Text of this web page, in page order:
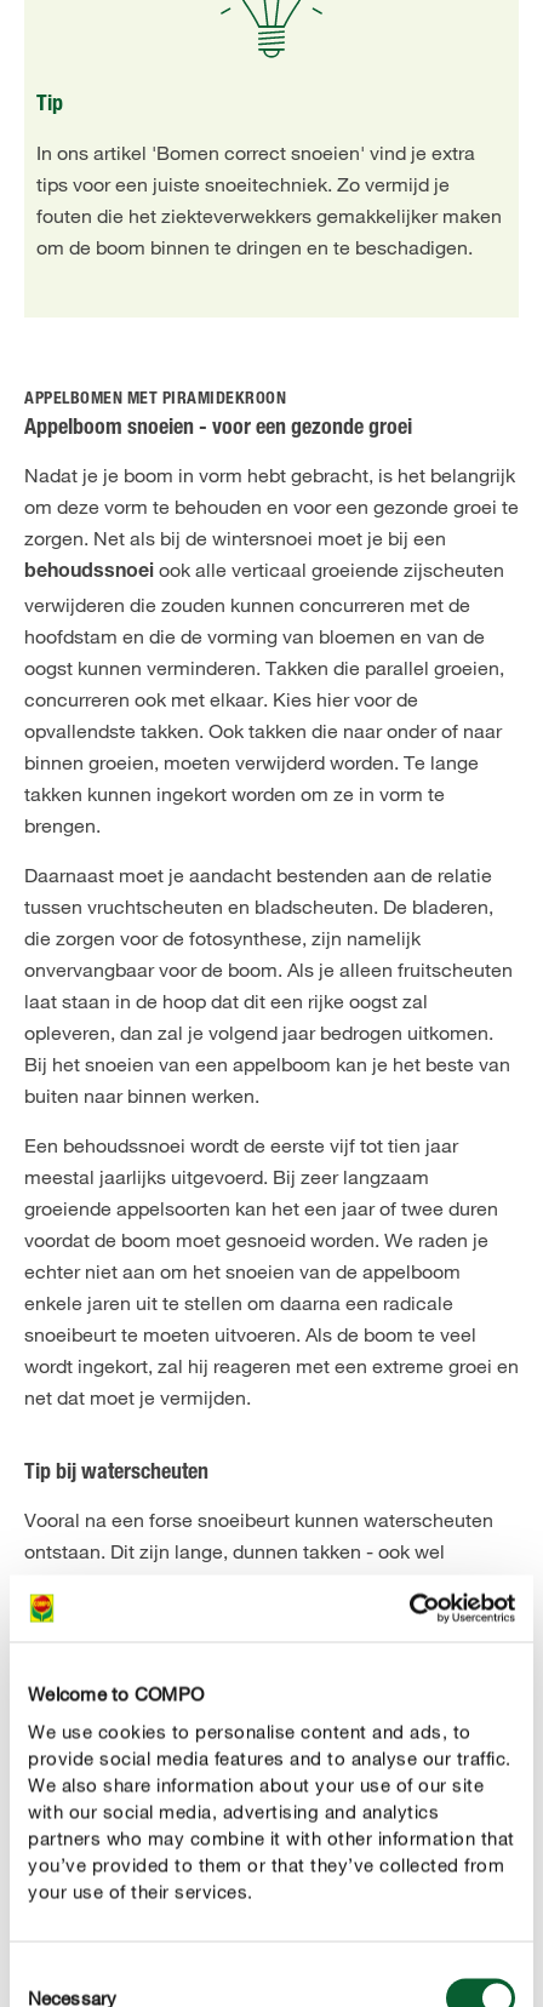
Welcome to COMPO
We use cookies to personalise content and ads, to
provide social media features and to analyse our traffic.
We also share information about your use of our site
with our social media, advertising and analytics
partners who may combine it with other information that
you’ve provided to them or that they’ve collected from
your use of their services.
Selection
Necessary
Tip
In ons artikel 'Bomen correct snoeien' vind je extra
tips voor een juiste snoeitechniek. Zo vermijd je
fouten die het ziekteverwekkers gemakkelijker maken
om de boom binnen te dringen en te beschadigen.
APPELBOMEN MET PIRAMIDEKROON
Appelboom snoeien - voor een gezonde groei
Nadat je je boom in vorm hebt gebracht, is het belangrijk
om deze vorm te behouden en voor een gezonde groei te
zorgen. Net als bij de wintersnoei moet je bij een
behoudssnoei ook alle verticaal groeiende zijscheuten
verwijderen die zouden kunnen concurreren met de
hoofdstam en die de vorming van bloemen en van de
oogst kunnen verminderen. Takken die parallel groeien,
concurreren ook met elkaar. Kies hier voor de
opvallendste takken. Ook takken die naar onder of naar
binnen groeien, moeten verwijderd worden. Te lange
takken kunnen ingekort worden om ze in vorm te
brengen.
Daarnaast moet je aandacht bestenden aan de relatie
tussen vruchtscheuten en bladscheuten. De bladeren,
die zorgen voor de fotosynthese, zijn namelijk
onvervangbaar voor de boom. Als je alleen fruitscheuten
laat staan in de hoop dat dit een rijke oogst zal
opleveren, dan zal je volgend jaar bedrogen uitkomen.
Bij het snoeien van een appelboom kan je het beste van
buiten naar binnen werken.
Een behoudssnoei wordt de eerste vijf tot tien jaar
meestal jaarlijks uitgevoerd. Bij zeer langzaam
groeiende appelsoorten kan het een jaar of twee duren
voordat de boom moet gesnoeid worden. We raden je
echter niet aan om het snoeien van de appelboom
enkele jaren uit te stellen om daarna een radicale
snoeibeurt te moeten uitvoeren. Als de boom te veel
wordt ingekort, zal hij reageren met een extreme groei en
net dat moet je vermijden.
Tip bij waterscheuten
Vooral na een forse snoeibeurt kunnen waterscheuten
ontstaan. Dit zijn lange, dunnen takken - ook wel
verticaal de hoogte in schieten. We raden je aan om
hand kunnen worden uitgetrokken. Ontdek je in de zomer
waterscheuten aan je appelboom, wacht dan niet tot de
wintersnoei in het voorjaar ; verwijder de waterscheuten
zo snel mogelijk! Merk je ook nog enkele gedroogde,
oude vruchten (vruchtmummies) op? Je appelboom zal
blij zijn als je ook die verwijdert. De gedroogde vruchten
kan je het beste niet op de composthoop gooien maar bij